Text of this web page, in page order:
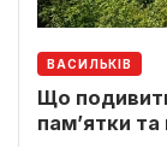
ВАСИЛЬКІВ
Що
пам’ятки та